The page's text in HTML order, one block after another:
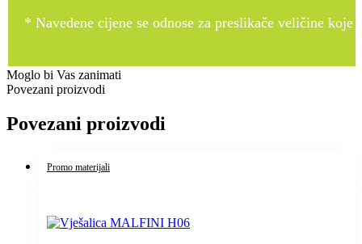
* Navedene cijene se odnose za preslikače veličine
Moglo bi Vas zanimati
Povezani proizvodi
Povezani proizvodi
Promo materijali